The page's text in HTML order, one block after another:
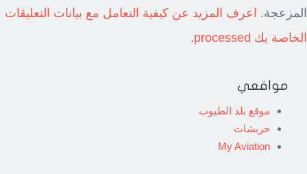
المزعجة.
اعرف المزيد عن كيفية التعامل مع بيانات التعليقات
الخاصة بك processed
.
مواقعي
موقع بلد الطيوب
خربشات
My Aviation